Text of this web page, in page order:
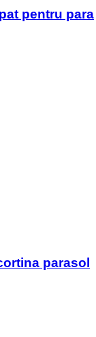
pentru para
parasol